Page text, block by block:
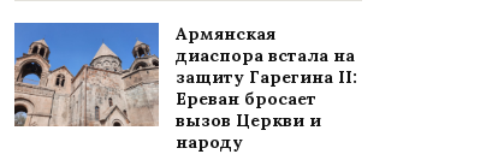
Армянская
диаспора встала на
защиту Гарегина II:
Ереван бросает
вызов Церкви и
народу